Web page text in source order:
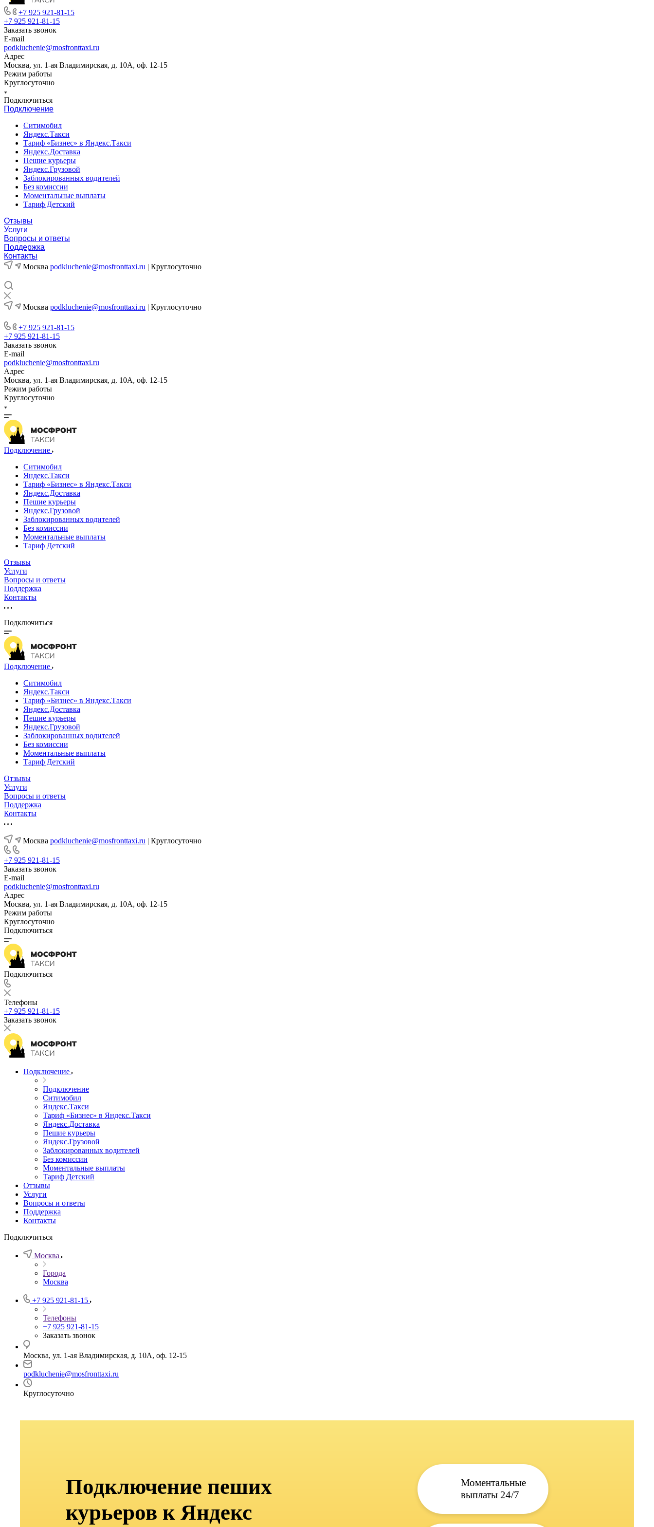
+7 925 921-81-15
+7 925 921-81-15
Заказать звонок
E-mail
podkluchenie@mosfronttaxi.ru
Адрес
Москва, ул. 1-ая Владимирская, д. 10А, оф. 12-15
Режим работы
Круглосуточно
Подключиться
Подключение
Ситимобил
Яндекс.Такси
Тариф «Бизнес» в Яндекс.Такси
Яндекс.Доставка
Пешие курьеры
Яндекс.Грузовой
Заблокированных водителей
Без комиссии
Моментальные выплаты
Тариф Детский
Отзывы
Услуги
Вопросы и ответы
Поддержка
Контакты
Москва podkluchenie@mosfronttaxi.ru | Круглосуточно
Москва podkluchenie@mosfronttaxi.ru | Круглосуточно
+7 925 921-81-15
+7 925 921-81-15
Заказать звонок
E-mail
podkluchenie@mosfronttaxi.ru
Адрес
Москва, ул. 1-ая Владимирская, д. 10А, оф. 12-15
Режим работы
Круглосуточно
Подключение
Ситимобил
Яндекс.Такси
Тариф «Бизнес» в Яндекс.Такси
Яндекс.Доставка
Пешие курьеры
Яндекс.Грузовой
Заблокированных водителей
Без комиссии
Моментальные выплаты
Тариф Детский
Отзывы
Услуги
Вопросы и ответы
Поддержка
Контакты
Подключиться
Подключение
Ситимобил
Яндекс.Такси
Тариф «Бизнес» в Яндекс.Такси
Яндекс.Доставка
Пешие курьеры
Яндекс.Грузовой
Заблокированных водителей
Без комиссии
Моментальные выплаты
Тариф Детский
Отзывы
Услуги
Вопросы и ответы
Поддержка
Контакты
Москва podkluchenie@mosfronttaxi.ru | Круглосуточно
+7 925 921-81-15
Заказать звонок
E-mail
podkluchenie@mosfronttaxi.ru
Адрес
Москва, ул. 1-ая Владимирская, д. 10А, оф. 12-15
Режим работы
Круглосуточно
Подключиться
Подключиться
Телефоны
+7 925 921-81-15
Заказать звонок
Подключение
Подключение
Ситимобил
Яндекс.Такси
Тариф «Бизнес» в Яндекс.Такси
Яндекс.Доставка
Пешие курьеры
Яндекс.Грузовой
Заблокированных водителей
Без комиссии
Моментальные выплаты
Тариф Детский
Отзывы
Услуги
Вопросы и ответы
Поддержка
Контакты
Подключиться
Москва
Города
Москва
+7 925 921-81-15
Телефоны
+7 925 921-81-15
Заказать звонок
Москва, ул. 1-ая Владимирская, д. 10А, оф. 12-15
podkluchenie@mosfronttaxi.ru
Круглосуточно
Подключение пеших
курьеров к Яндекс
Моментальные
выплаты 24/7